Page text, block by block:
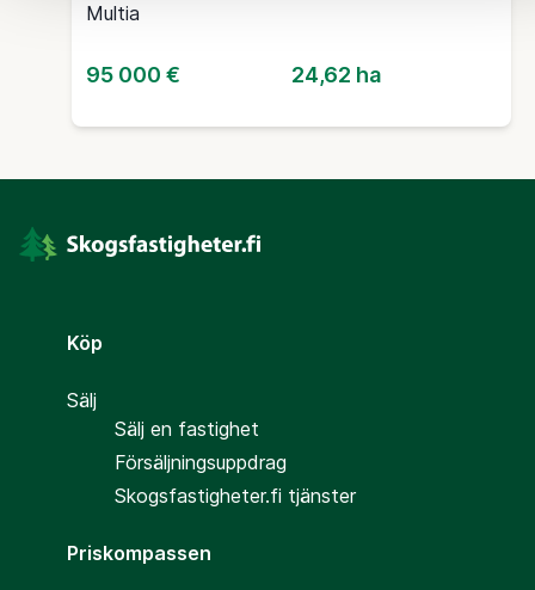
Multia
95 000 € 24,62 ha
Köp
Sälj
Sälj en fastighet
Försäljningsuppdrag
Skogsfastigheter.fi tjänster
Priskompassen